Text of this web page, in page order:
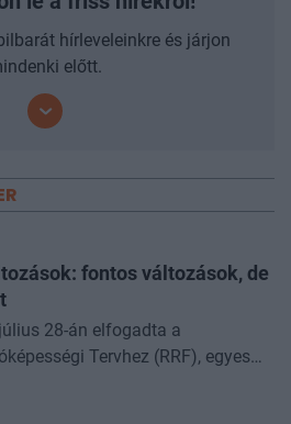
hírleveleinkre és járjon
előtt.
fontos változások, de
28-án elfogadta a
Tervhez (RRF), egyes
v